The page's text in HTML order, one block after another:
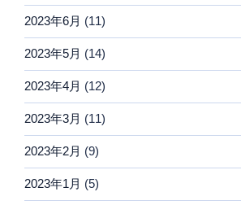
2023年6月 (11)
2023年5月 (14)
2023年4月 (12)
2023年3月 (11)
2023年2月 (9)
2023年1月 (5)